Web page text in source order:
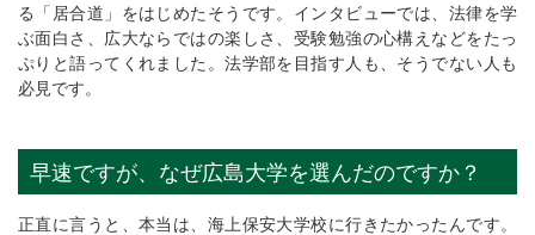
る「居合道」をはじめたそうです。インタビューでは、法律を学
ぶ面白さ、広大ならではの楽しさ、受験勉強の心構えなどをたっ
ぷりと語ってくれました。法学部を目指す人も、そうでない人も
必見です。
早速ですが、なぜ広島大学を選んだのですか？
正直に言うと、本当は、海上保安大学校に行きたかったんです。